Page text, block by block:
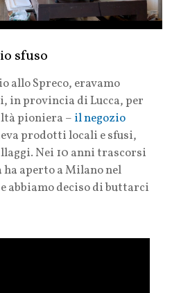
sfuso
allo Spreco, eravamo
in provincia di Lucca, per
pioniera – il negozio
prodotti locali e sfusi,
Nei 10 anni trascorsi
aperto a Milano nel
abbiamo deciso di buttarci